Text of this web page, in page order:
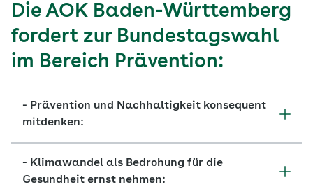
Die AOK Baden-Württemberg
fordert zur Bundestagswahl
im Bereich Prävention:
- Prävention und Nachhaltigkeit konsequent
mitdenken:
- Klimawandel als Bedrohung für die
Gesundheit ernst nehmen: